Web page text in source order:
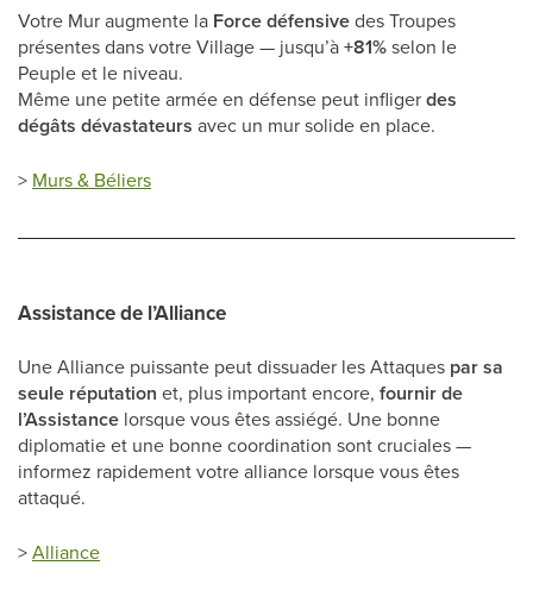
Votre Mur augmente la Force défensivedes Troupes
présentes dans votre Village — jusqu’à+81%selon le
Peuple et le niveau.
Même une petite armée en défense peut infligerdes
dégâts dévastateurs avec un mur solide en place.
> Murs & Béliers
Assistance de l’Alliance
Une Alliance puissante peut dissuader les Attaques par sa
seule réputation et, plus important encore, fournir de
l’Assistance lorsque vous êtes assiégé. Une bonne
diplomatie et une bonne coordination sont cruciales —
informez rapidement votre alliance lorsque vous êtes
attaqué.
>Alliance